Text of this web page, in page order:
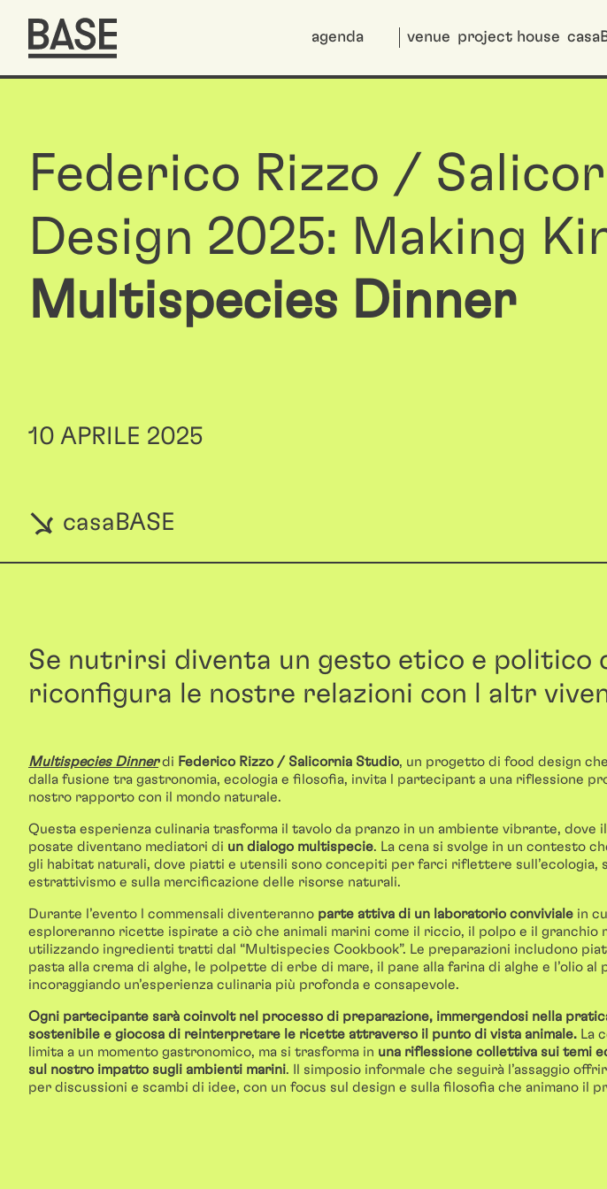
agenda venue project house
Federico Rizzo /
Design 2025: Making
Multispecies Dinner
10 APRILE 2025
casaBASE
Se nutrirsi diventa un gesto etico e politico
riconfigura le nostre relazioni con l altr
Multispecies Dinnerdi Federico Rizzo / Salicornia Studio, un progetto di food design
dalla fusione tra gastronomia, ecologia e filosofia, invita l partecipant a una riflessione
nostro rapporto con il mondo naturale.
Questa esperienza culinaria trasforma il tavolo da pranzo in un ambiente vibrante, dove
posate diventano mediatori di un dialogo multispecie. La cena si svolge in un contesto
gli habitat naturali, dove piatti e utensili sono concepiti per farci riflettere sull’ecologia,
estrattivismo e sulla mercificazione delle risorse naturali.
Durante l’evento l commensali diventeranno parte attiva di un laboratorio conviviale in
esploreranno ricette ispirate a ciò che animali marini come il riccio, il polpo e il granchio
utilizzando ingredienti tratti dal “Multispecies Cookbook”. Le preparazioni includono
pasta alla crema di alghe, le polpette di erbe di mare, il pane alla farina di alghe e l’olio al
incoraggiando un’esperienza culinaria più profonda e consapevole.
Ogni partecipante sarà coinvolt nel processo di preparazione, immergendosi nella
sostenibile e giocosa di reinterpretare le ricette attraverso il punto di vista animale. La
limita a un momento gastronomico, ma si trasforma in una riflessione collettiva sui temi
sul nostro impatto sugli ambienti marini. Il simposio informale che seguirà l’assaggio
per discussioni e scambi di idee, con un focus sul design e sulla filosofia che animano il